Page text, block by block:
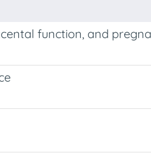
function, and